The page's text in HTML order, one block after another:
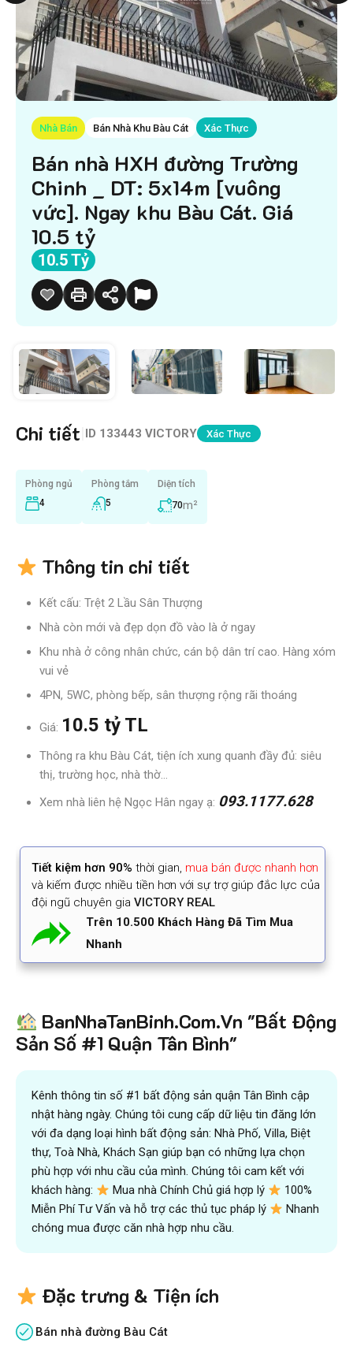
Nhà Bán Bán Nhà Khu Bàu Cát Xác Thực
Bán nhà HXH đường Trường
Chinh _ DT: 5x14m [vuông
vức]. Ngay khu Bàu Cát. Giá
10.5 tỷ
10.5 Tỷ
Chi tiết ID 133443 VICTORY Xác Thực
Phòng ngủ
4
Phòng tắm
5
Diện tích
70m²
Thông tin chi tiết
Kết cấu: Trệt 2 Lầu Sân Thượng
Nhà còn mới và đẹp dọn đồ vào là ở ngay
Khu nhà ở công nhân chức, cán bộ dân trí cao. Hàng xóm
vui vẻ
4PN, 5WC, phòng bếp, sân thượng rộng rãi thoáng
Giá: 10.5 tỷ TL
Thông ra khu Bàu Cát, tiện ích xung quanh đầy đủ: siêu
thị, trường học, nhà thờ…
Xem nhà liên hệ Ngọc Hân ngay ạ: 093.1177.628
Tiết kiệm hơn 90% thời gian, mua bán được nhanh hơn
và kiếm được nhiều tiền hơn với sự trợ giúp đắc lực của
đội ngũ chuyên gia VICTORY REAL
Trên 10.500 Khách Hàng Đã Tìm Mua
Nhanh
BanNhaTanBinh.Com.Vn "Bất Động
Sản Số #1 Quận Tân Bình"
Kênh thông tin số #1 bất động sản quận Tân Bình cập
nhật hàng ngày. Chúng tôi cung cấp dữ liệu tin đăng lớn
với đa dạng loại hình bất động sản: Nhà Phố, Villa, Biệt
thự, Toà Nhà, Khách Sạn giúp bạn có những lựa chọn
phù hợp với nhu cầu của mình. Chúng tôi cam kết với
khách hàng:
Mua nhà Chính Chủ giá hợp lý
100%
Miễn Phí Tư Vấn và hỗ trợ các thủ tục pháp lý
Nhanh
chóng mua được căn nhà hợp nhu cầu.
Đặc trưng & Tiện ích
Bán nhà đường Bàu Cát